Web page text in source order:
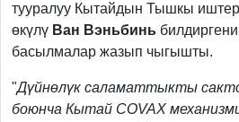
тууралуу Кытайдын Тышкы
өкүлү Ван Вэньбинь
басылмалар жазып чыгышты.
"Дүйнөлүк саламаттыкты
боюнча Кытай COVAX